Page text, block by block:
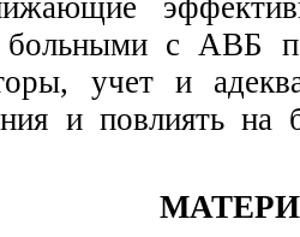
с АВБ
учет и
и повлиять